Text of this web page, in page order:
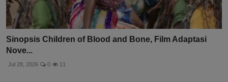
Sinopsis Children of Blood and Bone, Film Adaptasi
Nove...
Jul 28, 2026 0 11